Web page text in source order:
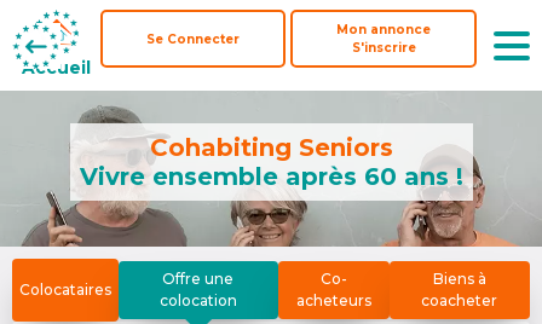
Accueil
Se Connecter
Mon annonce
S'inscrire
Accueil
Se Connecter
Mon annonce
S'inscrire
Cohabiting Seniors
Vivre ensemble après 60 ans !
Colocataires
Offre une
colocation
Co-
acheteurs
Biens à
coacheter